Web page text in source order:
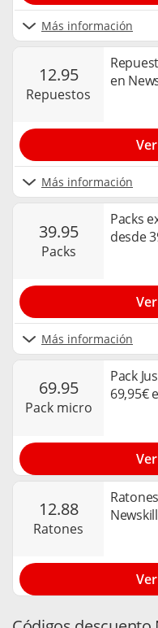
Más información
12.95
repuestos
en
Más información
39.95
packs
Packs
desde
Más información
69.95
pack micro
Pack
69,95€
12.88
ratones